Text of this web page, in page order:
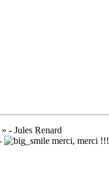
- Jules Renard
merci, merci !!!